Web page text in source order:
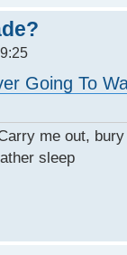
Going To
me out,
sleep